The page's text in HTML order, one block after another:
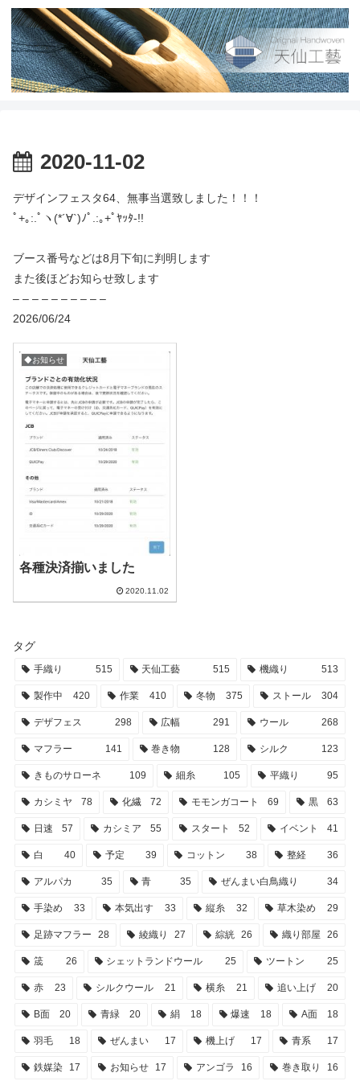
2020-11-02
デザインフェスタ64、無事当選致しました！！！
ﾟ+｡:.ﾟヽ(*´∀`)ﾉﾟ.:｡+ﾟﾔｯﾀ-!!
ブース番号などは8月下旬に判明します
また後ほどお知らせ致します
– – – – – – – – – –
2026/06/24
◆お知らせ
各種決済揃いました
2020.11.02
タグ
手織り 515 天仙工藝 515 機織り 513
製作中 420 作業 410 冬物 375 ストール 304
デザフェス 298 広幅 291 ウール 268
マフラー 141 巻き物 128 シルク 123
きものサローネ 109 細糸 105 平織り 95
カシミヤ 78 化繊 72 モモンガコート 69 黒 63
日速 57 カシミア 55 スタート 52 イベント 41
白 40 予定 39 コットン 38 整経 36
アルパカ 35 青 35 ぜんまい白鳥織り 34
手染め 33 本気出す 33 縦糸 32 草木染め 29
足跡マフラー 28 綾織り 27 綜絖 26 織り部屋 26
筬 26 シェットランドウール 25 ツートン 25
赤 23 シルクウール 21 横糸 21 追い上げ 20
B面 20 青緑 20 絹 18 爆速 18 A面 18
羽毛 18 ぜんまい 17 機上げ 17 青系 17
鉄媒染 17 お知らせ 17 アンゴラ 16 巻き取り 16